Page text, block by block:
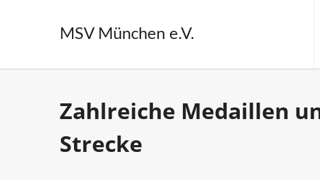
MSV München e.V.
Zahlreiche Medaillen
Strecke